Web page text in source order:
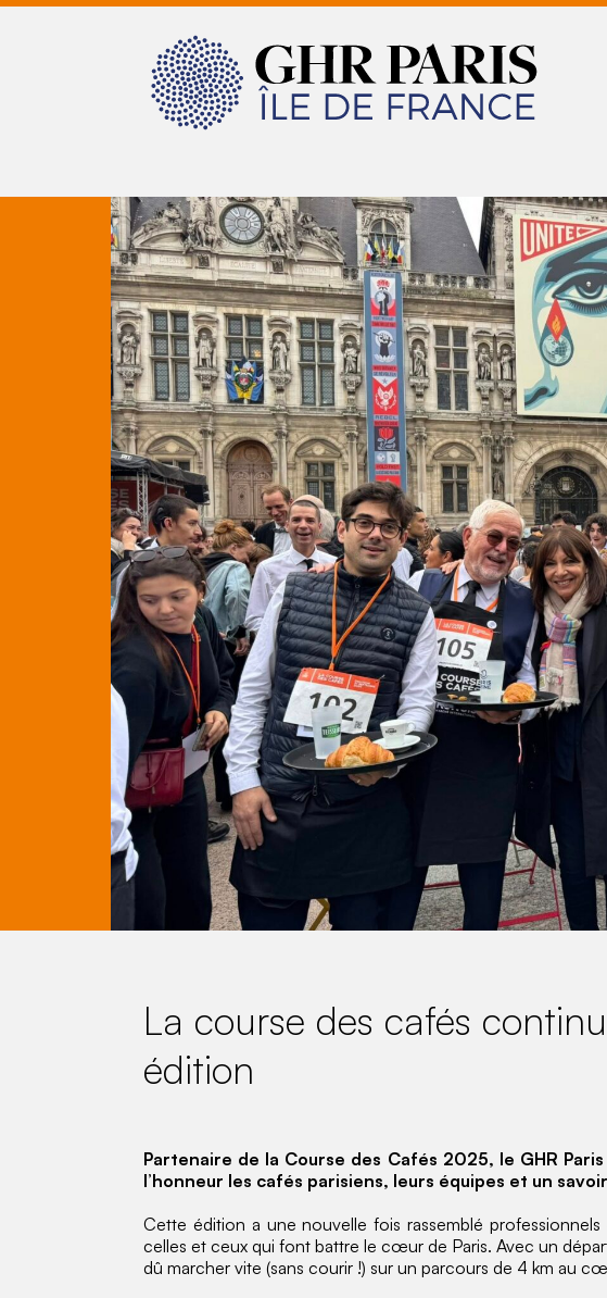
La course des cafés
édition
Partenaire de la Course des Cafés 2025, le GHR
l’honneur les cafés parisiens, leurs équipes et un
Cette édition a une nouvelle fois rassemblé
celles et ceux qui font battre le cœur de Paris. Avec un
dû marcher vite (sans courir !) sur un parcours de 4 km au